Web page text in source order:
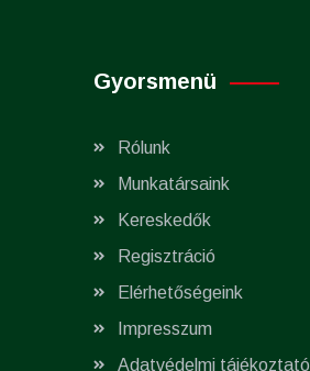
Gyorsmenü
Rólunk
Munkatársaink
Kereskedők
Regisztráció
Elérhetőségeink
Impresszum
Adatvédelmi tájékoztató